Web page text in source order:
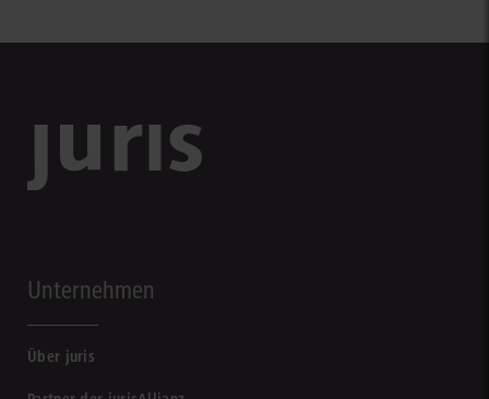
Unternehmen
Über juris